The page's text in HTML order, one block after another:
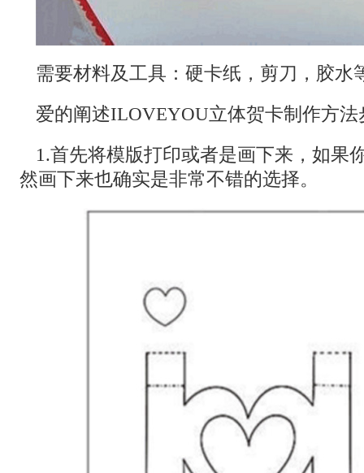
需要材料及工具：硬卡纸，剪刀，胶水
爱的阐述ILOVEYOU立体贺卡制作方法
1.首先将模版打印或者是画下来，如果
然画下来也确实是非常不错的选择。